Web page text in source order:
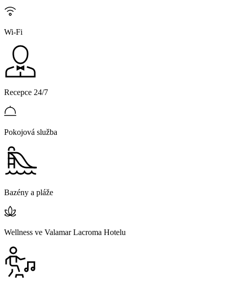
Wi-Fi
Recepce 24/7
Pokojová služba
Bazény a pláže
Wellness ve Valamar Lacroma Hotelu